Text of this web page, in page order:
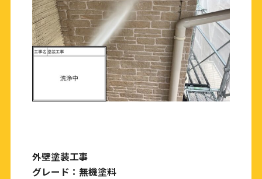
外壁塗装工事
グレード：無機塗料